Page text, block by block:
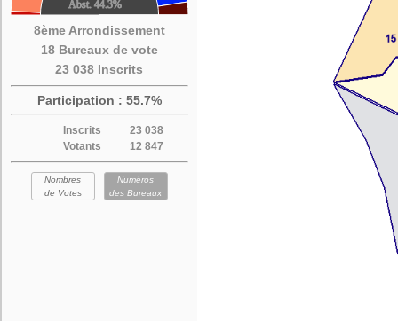
8ème Arrondissement
18 Bureaux de vote
23 038 Inscrits
Participation : 55.7%
Inscrits
23 038
Votants
12 847
Nombres
de Votes
Numéros
des Bureaux